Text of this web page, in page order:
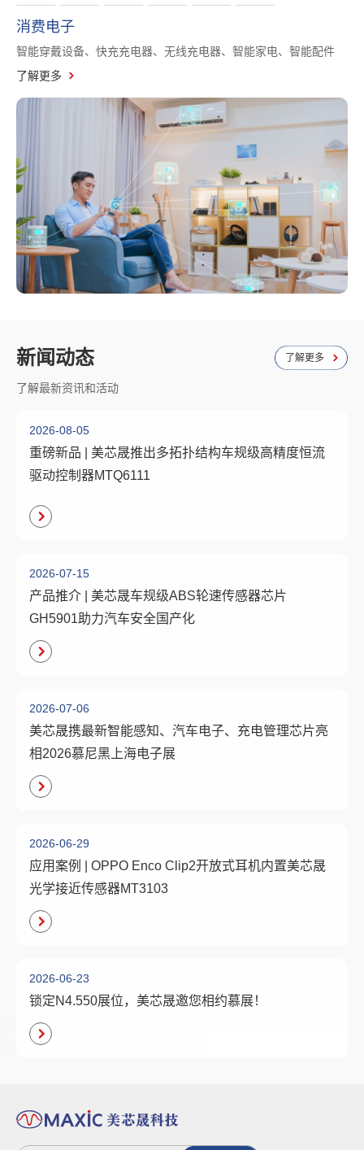
消费电子
智能穿戴设备、快充充电器、无线充电器、智能家电、智能配件
了解更多
新闻动态 了解更多
了解最新资讯和活动
2026-08-05
重磅新品 | 美芯晟推出多拓扑结构车规级高精度恒流
驱动控制器MTQ6111
2026-07-15
产品推介 | 美芯晟车规级ABS轮速传感器芯片
GH5901助力汽车安全国产化
2026-07-06
美芯晟携最新智能感知、汽车电子、充电管理芯片亮
相2026慕尼黑上海电子展
2026-06-29
应用案例 | OPPO Enco Clip2开放式耳机内置美芯晟
光学接近传感器MT3103
2026-06-23
锁定N4.550展位，美芯晟邀您相约慕展！